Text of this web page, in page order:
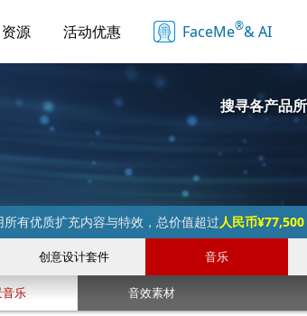
源 活动优惠 FaceMe®& AI
搜寻各产品
有优质扩充内容与特效，总价值超过人民币
创意设计套件 音乐
乐 音效素材